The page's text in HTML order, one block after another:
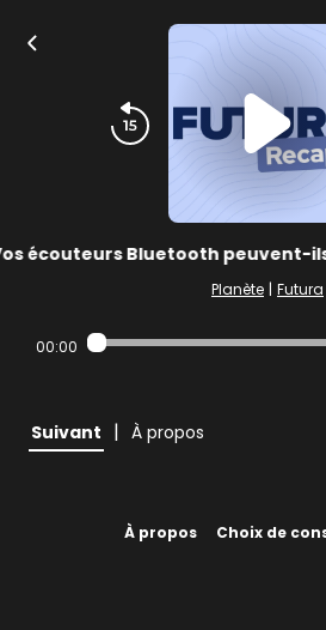
écouteurs Bluetooth peuvent-
Planète | Futura
00:00
Suivant | À propos
À propos Choix de